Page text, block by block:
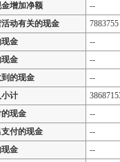
增加净额
--
动有关的现金
7883755
金
--
金
--
的现金
--
计
现金
--
付的现金
--
金
--